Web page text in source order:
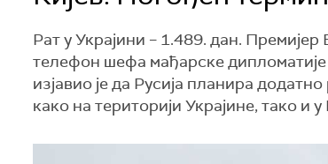
Рат у Украјини – 1.489. дан.
телефон шефа мађарске
изјавио је да Русија планира
како на територији Украјине, тако и